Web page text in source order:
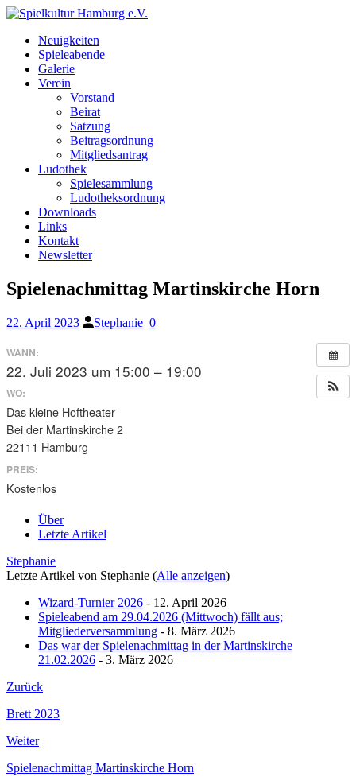
Neuigkeiten
Spieleabende
Galerie
Verein
Vorstand
Beirat
Satzung
Beitragsordnung
Mitgliedsantrag
Ludothek
Spielesammlung
Ludotheksordnung
Downloads
Links
Kontakt
Newsletter
Spielenachmittag Martinskirche Horn
22. April 2023 Stephanie 0
WANN:
22. Juli 2023 um 15:00 – 19:00
WO:
Das kleine Hoftheater
Bei der Martinskirche 2
22111 Hamburg
PREIS:
Kostenlos
Über
Letzte Artikel
Stephanie
Letzte Artikel von Stephanie (Alle anzeigen)
Wizard-Turnier 2026 - 12. April 2026
Spieleabend am 29.04.2026 (Mittwoch) fällt aus;
Mitgliederversammlung - 8. März 2026
Das war der Spielenachmittag in der Martinskirche
21.02.2026 - 3. März 2026
Zurück
Brett 2023
Weiter
Spielenachmittag Martinskirche Horn